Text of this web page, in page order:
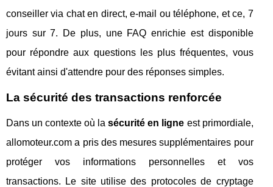
conseiller via chat en direct, e-mail ou téléphone, et ce, 7
jours sur 7. De plus, une FAQ enrichie est disponible
pour répondre aux questions les plus fréquentes, vous
évitant ainsi d'attendre pour des réponses simples.
La sécurité des transactions renforcée
Dans un contexte où lasécurité en ligne est primordiale,
allomoteur.com a pris des mesures supplémentaires pour
protéger vos informations personnelles et vos
transactions. Le site utilise des protocoles de cryptage